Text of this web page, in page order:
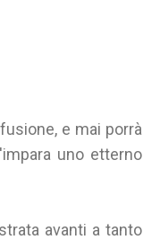
e mai porrà
uno etterno
avanti a tanto